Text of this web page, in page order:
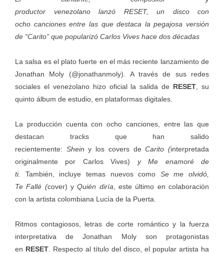
productor venezolano lanzó RESET, un disco con
ocho canciones entre las que destaca la pegajosa versión
de “Carito” que popularizó Carlos Vives hace dos décadas
La salsa es el plato fuerte en el más reciente lanzamiento de
Jonathan Moly (@jonathanmoly). A través de sus redes
sociales el venezolano hizo oficial la salida de RESET , su
quinto álbum de estudio, en plataformas digitales.
La producción cuenta con ocho canciones, entre las que
destacan tracks que han salido
recientemente: Shein y los covers deCarito (interpretada
originalmente por Carlos Vives) y Me enamoré de
ti. También, incluye temas nuevos como Se me olvidó,
Te Fallé (cover) yQuién diría , este último en colaboración
con la artista colombiana Lucía de la Puerta.
Ritmos contagiosos, letras de corte romántico y la fuerza
interpretativa de Jonathan Moly son protagonistas
en RESET . Respecto al título del disco, el popular artista ha